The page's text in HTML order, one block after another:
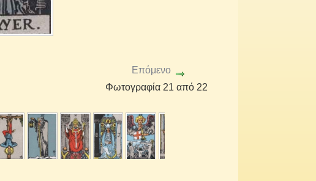
Επόμενο
Φωτογραφία 21 από 22